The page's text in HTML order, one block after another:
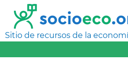
Sitio de recursos de la